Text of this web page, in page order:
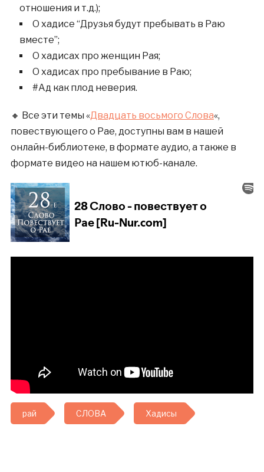
отношения и т.д.);
О хадисе “Друзья будут пребывать в Раю
вместе”;
О хадисах про женщин Рая;
О хадисах про пребывание в Раю;
#Ад как плод неверия.
🔸 Все эти темы «Двадцать восьмого Слова«,
повествующего о Рае, доступны вам в нашей
онлайн-библиотеке, в формате аудио, а также в
формате видео на нашем ютюб-канале.
рай СЛОВА Хадисы